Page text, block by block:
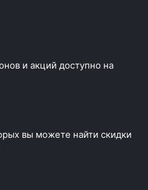
и акций доступно на
вы можете найти скидки